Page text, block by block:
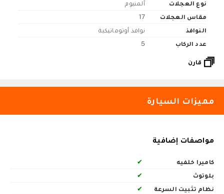
نوع العجلات
ألمنيوم
مقاس العجلات
17
النوافذ
نوافذ أوتوماتيكية
عدد الركاب
5
قارن
مميزات السيارة
مواصفات إضافية
كاميرا خلفيه
✔
بلوتوث
✔
نظام تثبيت السرعة
✔